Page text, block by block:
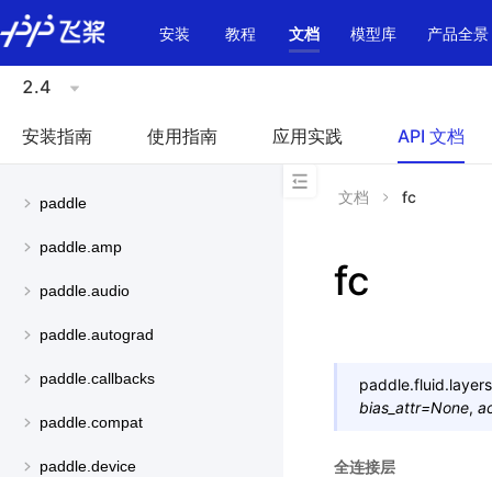
\u200E
安装
教程 文档 模型库 产品全景
2.4
安装指南 使用指南 应用实践 API 文档
paddle
paddle.amp
paddle.audio
paddle.autograd
paddle.callbacks
paddle.compat
paddle.device
文档 fc
fc
bias_attr=None,
全连接层